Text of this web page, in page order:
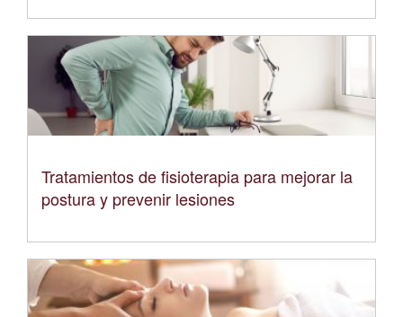
Tratamientos de fisioterapia para mejorar la
postura y prevenir lesiones